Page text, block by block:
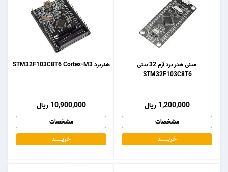
هدربرد STM32F103C8T6 Cortex-M3
10,900,000 ریال
مشخصات
خریـــــــد
مینی هدر برد آرم 32 بیتی
STM32F103C8T6
1,200,000 ریال
مشخصات
خریـــــــد